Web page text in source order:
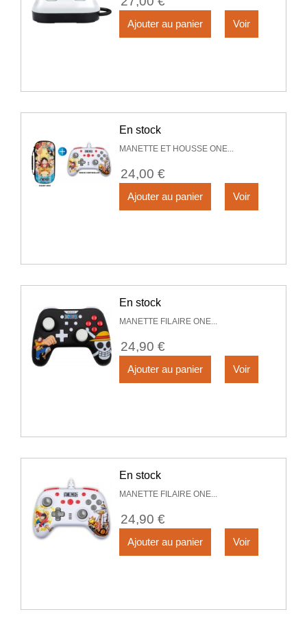
Ajouter au panier Voir
En stock
MANETTE ET HOUSSE ONE...
24,00 €
Ajouter au panier Voir
En stock
MANETTE FILAIRE ONE...
24,90 €
Ajouter au panier Voir
En stock
MANETTE FILAIRE ONE...
24,90 €
Ajouter au panier Voir